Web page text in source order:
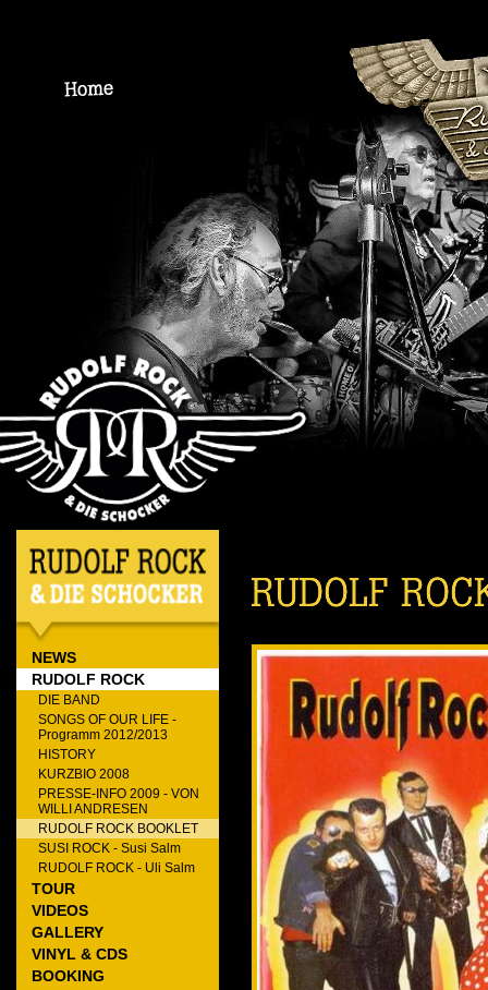
NEWS
RUDOLF ROCK
DIE BAND
SONGS OF OUR LIFE -
Programm 2012/2013
HISTORY
KURZBIO 2008
PRESSE-INFO 2009 - VON
WILLI ANDRESEN
RUDOLF ROCK BOOKLET
SUSI ROCK - Susi Salm
RUDOLF ROCK - Uli Salm
TOUR
VIDEOS
GALLERY
VINYL & CDS
BOOKING